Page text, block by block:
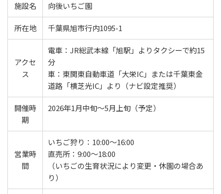
施設名 向後いちご園
所在地 千葉県旭市行内1095-1
アクセ
ス
電車：JR総武本線「旭駅」よりタクシーで約15
分
車：東関東自動車道「大栄IC」または千葉東金
道路「横芝光IC」より（ナビ設定推奨）
開催時
期
2026年1月中旬～5月上旬（予定）
営業時
間
いちご狩り：10:00～16:00
直売所：9:00～18:00
（いちごの生育状況により変更・休園の場合あ
り）